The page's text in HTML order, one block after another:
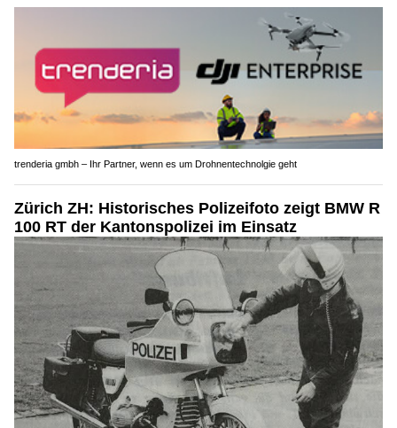
trenderia gmbh – Ihr Partner, wenn es um Drohnentechnolgie geht
Zürich ZH: Historisches Polizeifoto zeigt BMW R
100 RT der Kantonspolizei im Einsatz